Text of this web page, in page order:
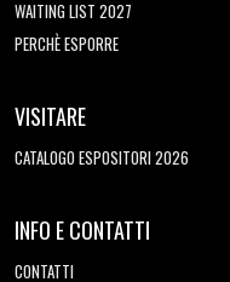
WAITING LIST 2027
PERCHÈ ESPORRE
VISITARE
CATALOGO ESPOSITORI 2026
INFO E CONTATTI
CONTATTI